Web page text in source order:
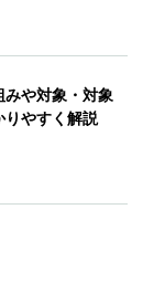
みや対象・対象
りやすく解説